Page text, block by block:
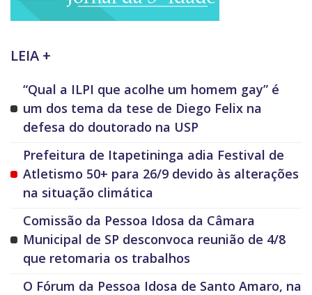
LEIA +
“Qual a ILPI que acolhe um homem gay” é
um dos tema da tese de Diego Felix na
defesa do doutorado na USP
Prefeitura de Itapetininga adia Festival de
Atletismo 50+ para 26/9 devido às alterações
na situação climática
Comissão da Pessoa Idosa da Câmara
Municipal de SP desconvoca reunião de 4/8
que retomaria os trabalhos
O Fórum da Pessoa Idosa de Santo Amaro, na